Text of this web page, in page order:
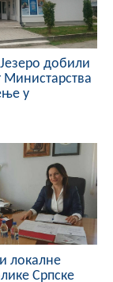
добили
Министарства
у
локалне
Српске